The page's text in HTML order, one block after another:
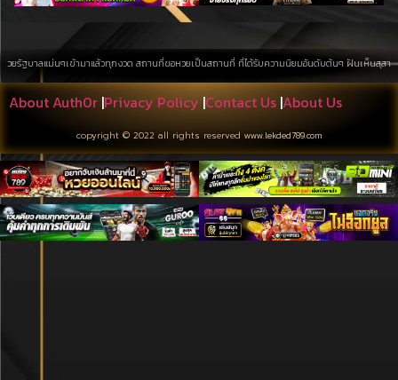
บาลแม่นๆเข้ามาแล้วทุกงวด สถานที่ขอหวยเป็นสถานที่ ที่ได้รับความนิยมอันดับต้นๆ ฝันเห็นสุสา
About Auth0r |Privacy Policy|Contact Us |About Us
copyright © 2022 all rights reserved www.lekded789.com